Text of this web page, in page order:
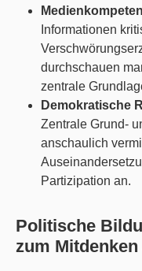
Informationen
durchschauen
zentrale
Demokratische
Zentrale Grund-
anschaulich
Partizipation an.
Politische
zum